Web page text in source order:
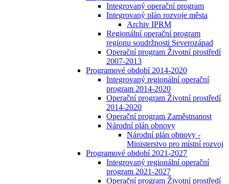
Integrovaný operační program
Integrovaný plán rozvoje města
Archiv IPRM
Regionální operační program
regionu soudržnosti Severozápad
Operační program Životní prostředí
2007-2013
Programové období 2014-2020
Integrovaný regionální operační
program 2014-2020
Operační program Životní prostředí
2014-2020
Operační program Zaměstnanost
Národní plán obnovy
Národní plán obnovy -
Ministerstvo pro místní rozvoj
Programové období 2021-2027
Integrovaný regionální operační
program 2021-2027
Operační program Životní prostředí